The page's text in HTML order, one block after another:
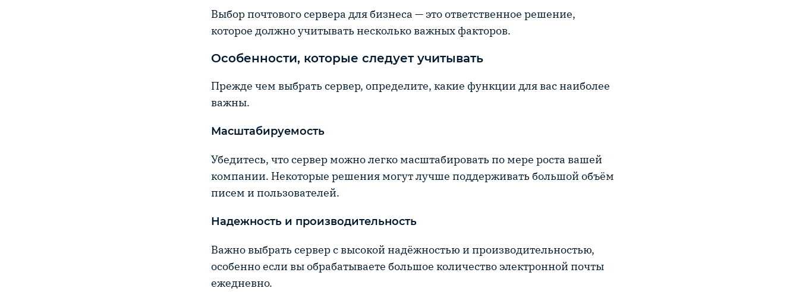
Выбор почтового сервера для бизнеса — это ответственное решение,
которое должно учитывать несколько важных факторов.
Особенности, которые следует учитывать
Прежде чем выбрать сервер, определите, какие функции для вас наиболее
важны.
Масштабируемость
Убедитесь, что сервер можно легко масштабировать по мере роста вашей
компании. Некоторые решения могут лучше поддерживать большой объём
писем и пользователей.
Надежность и производительность
Важно выбрать сервер с высокой надёжностью и производительностью,
особенно если вы обрабатываете большое количество электронной почты
ежедневно.